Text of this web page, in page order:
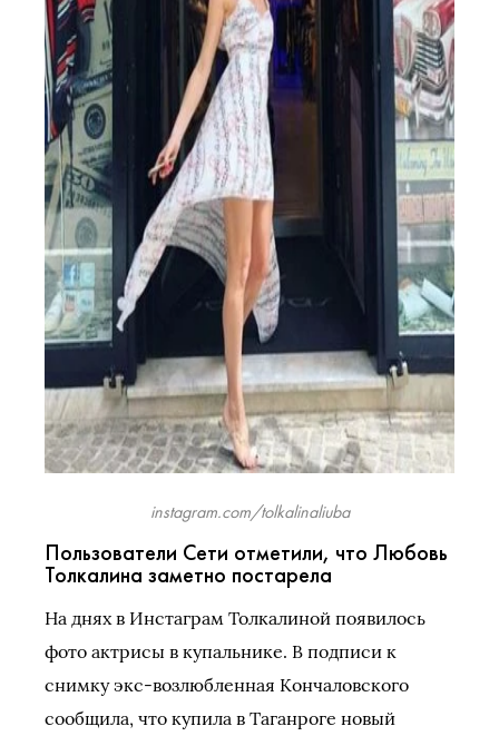
instagram.com/tolkalinaliuba
Пользователи Сети отметили, что Любовь
Толкалина заметно постарела
На днях в Инстаграм Толкалиной появилось
фото актрисы в купальнике. В подписи к
снимку экс-возлюбленная Кончаловского
сообщила, что купила в Таганроге новый